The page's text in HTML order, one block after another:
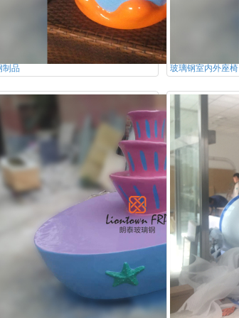
制品 玻璃钢室内外座椅